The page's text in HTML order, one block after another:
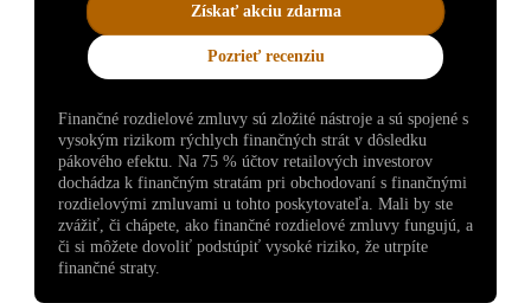
Získať akciu zdarma
Pozrieť recenziu
Finančné rozdielové zmluvy sú zložité nástroje a sú spojené s
vysokým rizikom rýchlych finančných strát v dôsledku
pákového efektu. Na 75 % účtov retailových investorov
dochádza k finančným stratám pri obchodovaní s finančnými
rozdielovými zmluvami u tohto poskytovateľa. Mali by ste
zvážiť, či chápete, ako finančné rozdielové zmluvy fungujú, a
či si môžete dovoliť podstúpiť vysoké riziko, že utrpíte
finančné straty.